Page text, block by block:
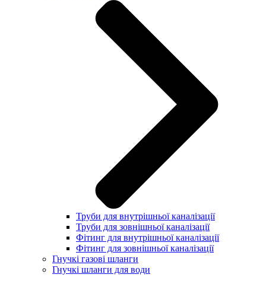
Труби для внутрішньої каналізації
Труби для зовнішньої каналізації
Фітинг для внутрішньої каналізації
Фітинг для зовнішньої каналізації
Гнучкі газові шланги
Гнучкі шланги для води